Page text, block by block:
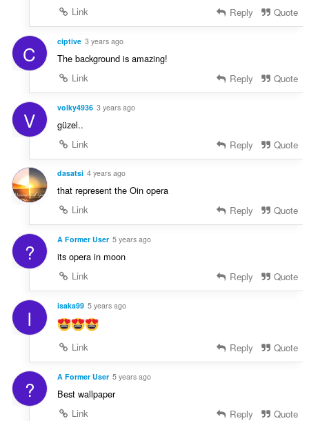
Link
Reply Quote
C ciptive 3 years ago
The background is amazing!
Link
Reply Quote
V volky4936 3 years ago
güzel..
Link
Reply Quote
dasatsi 4 years ago
that represent the Oin opera
Link
Reply Quote
? A Former User 5 years ago
its opera in moon
Link
Reply Quote
I isaka99 5 years ago
Link Reply Quote
? A Former User 5 years ago
Best wallpaper
Link
Reply Quote